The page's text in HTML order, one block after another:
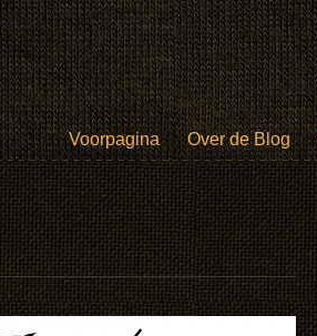
Voorpagina Over de Blog